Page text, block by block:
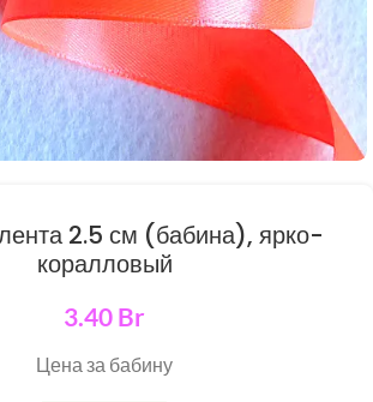
увеличить
2.5 см (бабина), ярко-
коралловый
3.40 Br
Цена за бабину